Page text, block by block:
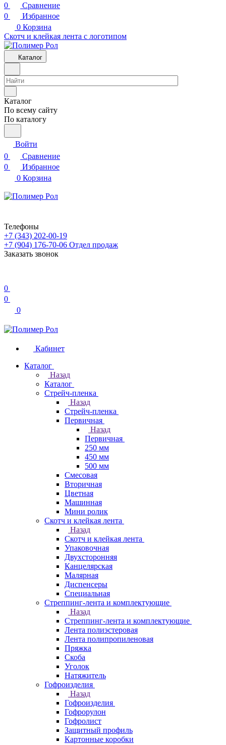
0
Сравнение
0
Избранное
0 Корзина
Скотч и клейкая лента с логотипом
Каталог
Каталог
По всему сайту
По каталогу
Войти
0
Сравнение
0
Избранное
0 Корзина
Телефоны
+7 (343) 202-00-19
+7 (904) 176-70-06 Отдел продаж
Заказать звонок
0
0
0
Кабинет
Каталог
Назад
Каталог
Стрейч-пленка
Назад
Стрейч-пленка
Первичная
Назад
Первичная
250 мм
450 мм
500 мм
Смесовая
Вторичная
Цветная
Машинная
Мини ролик
Скотч и клейкая лента
Назад
Скотч и клейкая лента
Упаковочная
Двухсторонняя
Канцелярская
Малярная
Диспенсеры
Специальная
Стреппинг-лента и комплектующие
Назад
Стреппинг-лента и комплектующие
Лента полиэстеровая
Лента полипропиленовая
Пряжка
Скоба
Уголок
Натяжитель
Гофроизделия
Назад
Гофроизделия
Гофрорулон
Гофролист
Защитный профиль
Картонные коробки